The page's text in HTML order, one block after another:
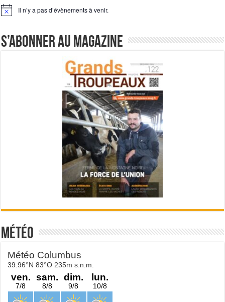
Notice Il n’y a pas d’évènements à venir.
S’abonner au magazine
Météo